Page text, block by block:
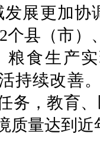
发展更加
个县（市
粮食生产
持续改善
务，教育
质量达到